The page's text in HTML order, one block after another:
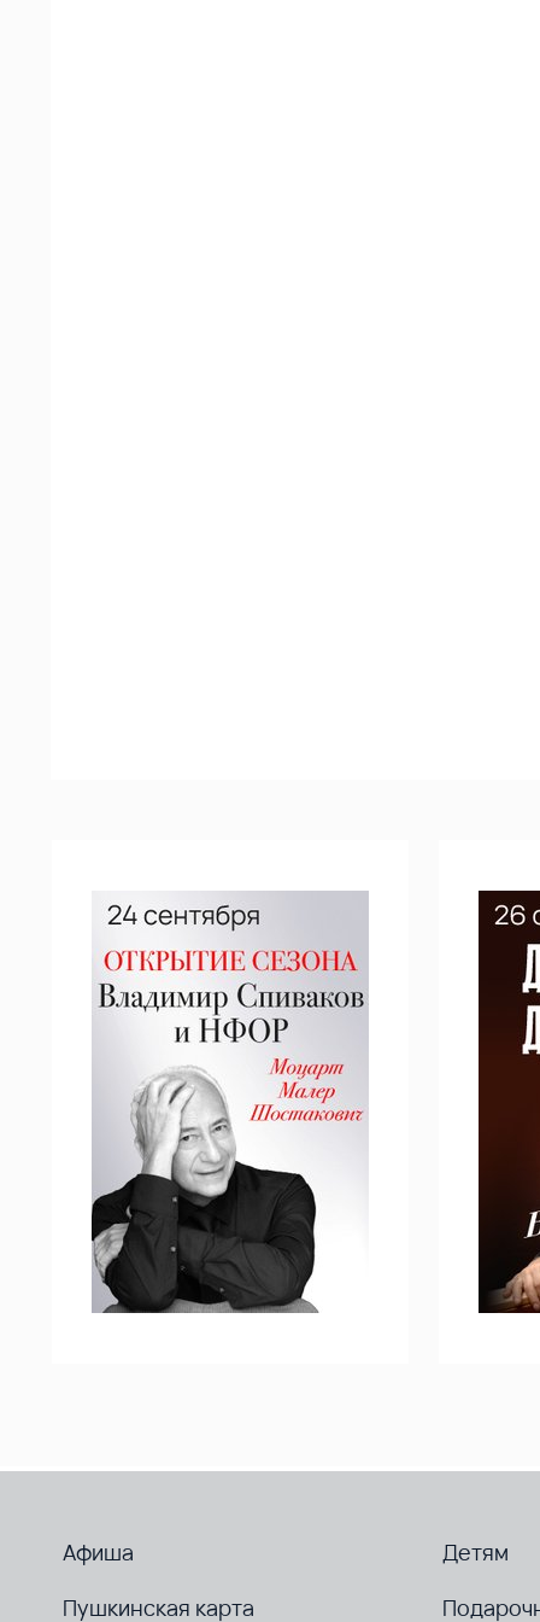
Афиша
Детям
Пушкинская карта